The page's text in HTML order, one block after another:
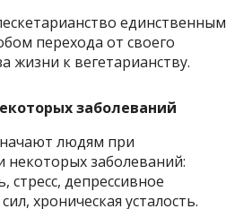
единственным
перехода от своего
жизни к вегетарианству.
заболеваний
людям при
некоторых заболеваний:
стресс, депрессивное
хроническая усталость.